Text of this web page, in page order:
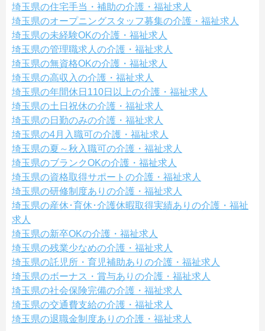
埼玉県の住宅手当・補助の介護・福祉求人
埼玉県のオープニングスタッフ募集の介護・福祉求人
埼玉県の未経験OKの介護・福祉求人
埼玉県の管理職求人の介護・福祉求人
埼玉県の無資格OKの介護・福祉求人
埼玉県の高収入の介護・福祉求人
埼玉県の年間休日110日以上の介護・福祉求人
埼玉県の土日祝休の介護・福祉求人
埼玉県の日勤のみの介護・福祉求人
埼玉県の4月入職可の介護・福祉求人
埼玉県の夏～秋入職可の介護・福祉求人
埼玉県のブランクOKの介護・福祉求人
埼玉県の資格取得サポートの介護・福祉求人
埼玉県の研修制度ありの介護・福祉求人
埼玉県の産休･育休･介護休暇取得実績ありの介護・福祉
求人
埼玉県の新卒OKの介護・福祉求人
埼玉県の残業少なめの介護・福祉求人
埼玉県の託児所・育児補助ありの介護・福祉求人
埼玉県のボーナス・賞与ありの介護・福祉求人
埼玉県の社会保険完備の介護・福祉求人
埼玉県の交通費支給の介護・福祉求人
埼玉県の退職金制度ありの介護・福祉求人